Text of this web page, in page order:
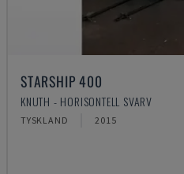
STARSHIP 400
KNUTH - HORISONTELL SVARV
TYSKLAND 2015